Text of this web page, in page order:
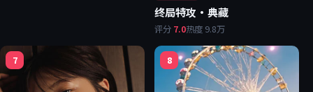
终局特攻·典藏
评分 7.0热度 9.8万
7 8